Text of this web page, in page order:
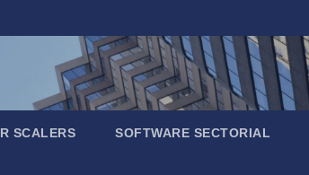
SCALERS SOFTWARE SECTORIAL